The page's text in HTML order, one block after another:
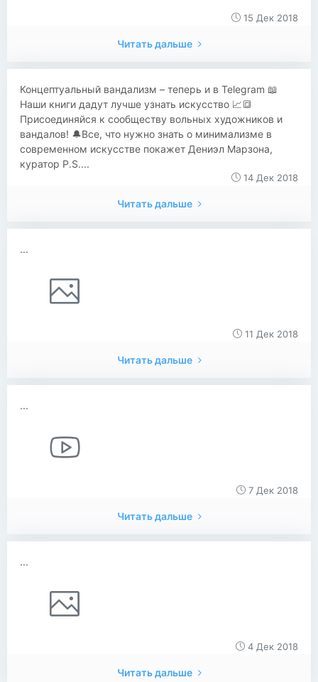
15 Дек 2018
Читать дальше
​​Концептуальный вандализм – теперь и в Telegram 📖
Наши книги дадут лучше узнать искусство 📈🔳
Присоединяйся к сообществу вольных художников и
вандалов! 🔔 ​​​​Все, что нужно знать о минимализме в
современном искусстве покажет Дениэл Марзона,
куратор P.S....
14 Дек 2018
Читать дальше
...
11 Дек 2018
Читать дальше
...
7 Дек 2018
Читать дальше
...
4 Дек 2018
Читать дальше